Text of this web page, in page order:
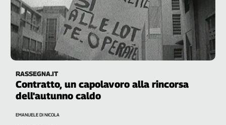
RASSEGNA.IT
Contratto, un capolavoro alla rincorsa
dell'autunno caldo
EMANUELE DI NICOLA